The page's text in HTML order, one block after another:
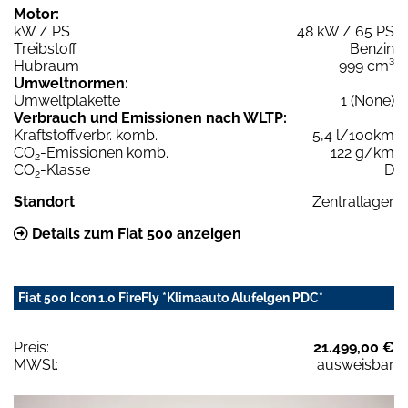
Motor:
kW / PS
48 kW / 65 PS
Treibstoff
Benzin
Hubraum
999 cm³
Umweltnormen:
Umweltplakette
1 (None)
Verbrauch und Emissionen nach WLTP:
Kraftstoffverbr. komb.
5,4 l/100km
CO2-Emissionen komb.
122 g/km
CO2-Klasse
D
Standort
Zentrallager
Details zum Fiat 500 anzeigen
Fiat 500 Icon 1.0 FireFly *Klimaauto Alufelgen PDC*
Preis:
21.499,00 €
MWSt:
ausweisbar